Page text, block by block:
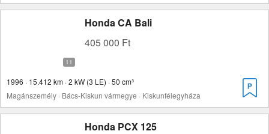
Honda CA Bali
405 000 Ft
1996 · 15.412 km · 2 kW (3 LE) · 50 cm³
Magánszemély · Bács-Kiskun vármegye · Kiskunfélegyháza
Honda PCX 125